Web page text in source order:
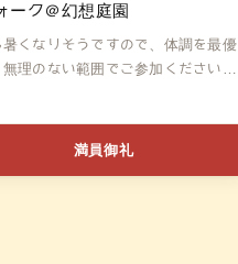
ーク＠幻想庭園
くなりそうですので、体調を最優
理のない範囲でご参加ください！
満員御礼